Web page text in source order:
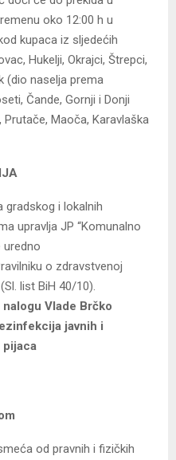
oko 12:00 h u
kupaca iz sljedećih
Hukelji, Okrajci, Štrepci,
(dio naselja prema
Čande, Gornji i Donji
Maoča, Karavlaška
gradskog i lokalnih
upravlja JP “Komunalno
uredno
o zdravstvenoj
list BiH 40/10).
Vlade Brčko
javnih i
pijaca
od pravnih i fizičkih